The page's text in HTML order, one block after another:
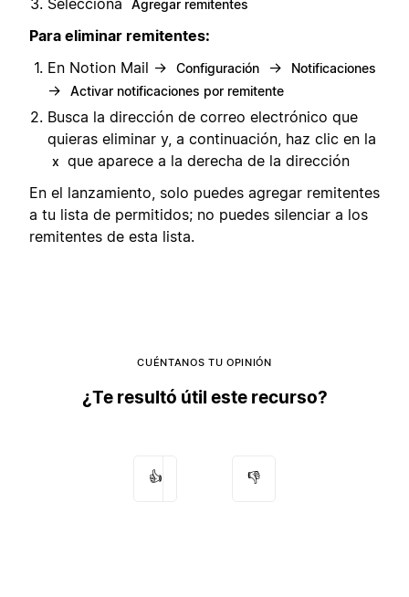
Agregar remitentes
Para eliminar remitentes:
En Notion Mail →
Configuración → Notificaciones
→ Activar notificaciones por remitente
Busca la dirección de correo electrónico que
quieras eliminar y, a continuación, haz clic en la
x que aparece a la derecha de la dirección
En el lanzamiento, solo puedes agregar remitentes
a tu lista de permitidos; no puedes silenciar a los
remitentes de esta lista.
CUÉNTANOS TU OPINIÓN
¿Te resultó útil este recurso?
👍 👎